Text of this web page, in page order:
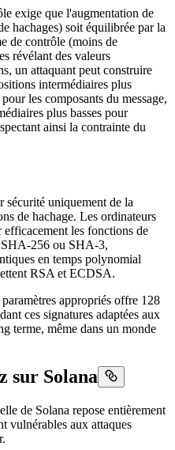
exige que l'augmentation de
hachages) soit équilibrée par la
de contrôle (moins de
révélant des valeurs
un attaquant peut construire
intermédiaires plus
les composants du message,
plus basses pour
ainsi la contrainte du
sécurité uniquement de la
de hachage. Les ordinateurs
efficacement les fonctions de
SHA-256 ou SHA-3,
en temps polynomial
RSA et ECDSA.
appropriés offre 128
ces signatures adaptées aux
terme, même dans un monde
sur Solana
de Solana repose entièrement
vulnérables aux attaques